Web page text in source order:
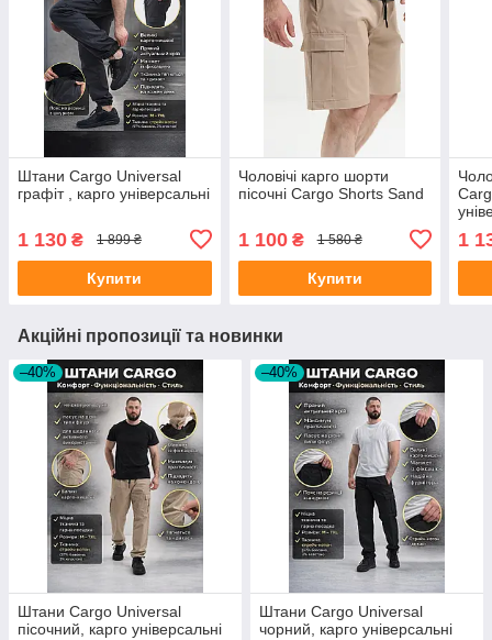
Штани Cargo Universal
графіт , карго універсальні
1 130 ₴ 1 899 ₴
Купити
Чоловічі карго шорти
пісочні Cargo Shorts Sand
1 100₴ 1 580 ₴
Купити
1
Акційні пропозиції та новинки
–40%
Штани Cargo Universal
пісочний, карго універсальні
–40%
Штани Cargo Universal
чорний, карго універсальні